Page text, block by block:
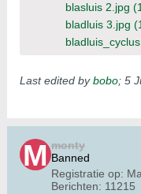
blasluis 2.jpg
bladluis 3.jpg
Last edited bybobo; 5
monty
Banned
Registratie op:
Berichten: 11215